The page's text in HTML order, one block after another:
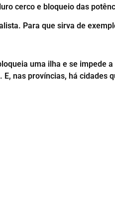
cerco e bloqueio das
Para que sirva de
uma ilha e se impede
nas províncias, há cidades